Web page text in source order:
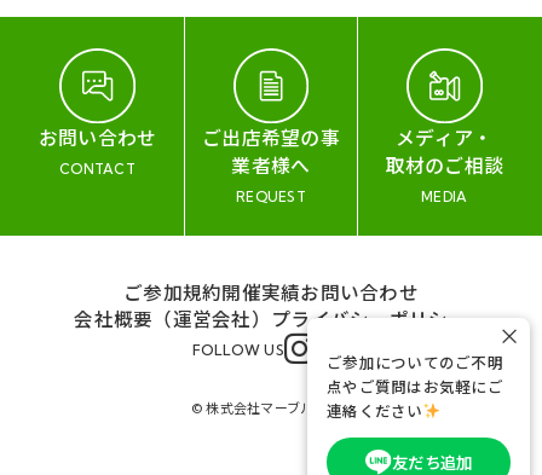
お問い合わせ
CONTACT
ご出店希望の事
業者様へ
REQUEST
メディア・
取材のご相談
MEDIA
ご参加規約開催実績お問い合わせ
会社概要（運営会社） プライバシーポリシー
FOLLOW US
© 株式会社マーブル&コー
ご参加についてのご不明
点やご質問はお気軽にご
連絡ください
友だち追加
×